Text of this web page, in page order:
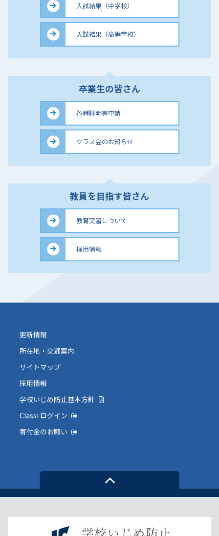
入試結果（中学校）
入試結果（高等学校）
卒業生の皆さん
各種証明書申請
クラス会のお知らせ
教員を目指す皆さん
教育実習について
採用情報
更新情報
所在地・交通案内
サイトマップ
採用情報
学校いじめ防止基本方針
Classi ログイン
寄付金のお願い